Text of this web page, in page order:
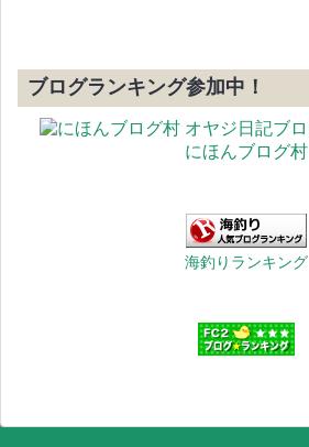
ブログランキング参加中！
にほんブログ村
海釣りランキング